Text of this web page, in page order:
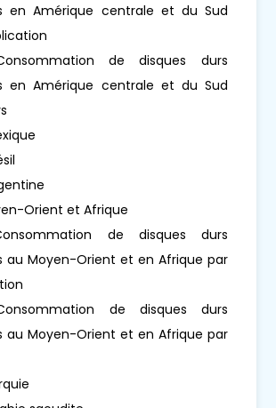
en Amérique centrale et du Sud
de disques durs
en Amérique centrale et du Sud
Orient et Afrique
de disques durs
au Moyen-Orient et en Afrique par
de disques durs
au Moyen-Orient et en Afrique par